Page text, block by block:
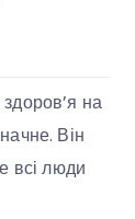
на
Він
всі люди